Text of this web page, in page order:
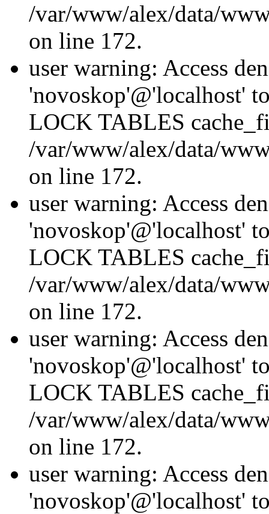
/var/www/alex/data/
on line 172.
user warning: Access
'novoskop'@'localhost'
LOCK TABLES
/var/www/alex/data/
on line 172.
user warning: Access
'novoskop'@'localhost'
LOCK TABLES
/var/www/alex/data/
on line 172.
user warning: Access
'novoskop'@'localhost'
LOCK TABLES
/var/www/alex/data/
on line 172.
user warning: Access
'novoskop'@'localhost'